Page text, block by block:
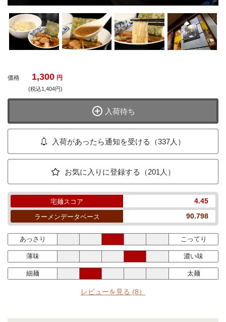
価格 1,300 円
(税込1,404円)
入荷待ち
入荷があったら通知を受ける（337人）
お気に入りに登録する（201人）
宅麺スコア 4.45
ラーメンデータベース 90.798
あっさり こってり
薄味 濃い味
細麺 太麺
レビューを見る (8）